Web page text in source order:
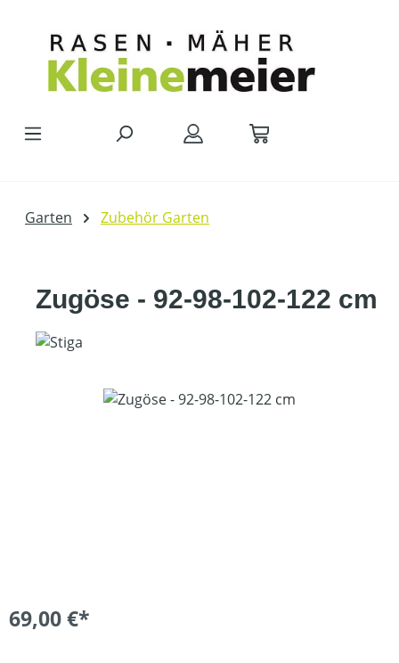
Garten Zubehör Garten
Zugöse - 92-98-102-122 cm
Bildergalerie überspringen
69,00 €*